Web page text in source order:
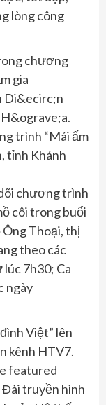
lòng công
trình “Mái ấm
tỉnh Khánh
chương trình
côi trong buổi
Thoại, thị
theo các
7h30; Ca
ngày
Việt” lên
kênh HTV7.
featured
truyền hình